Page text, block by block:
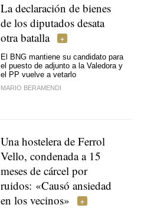
La declaración de bienes
de los diputados desata
otra batalla
El BNG mantiene su candidato para
el puesto de adjunto a la Valedora y
el PP vuelve a vetarlo
MARIO BERAMENDI
Una hostelera de Ferrol
Vello, condenada a 15
meses de cárcel por
ruidos: «Causó ansiedad
en los vecinos»